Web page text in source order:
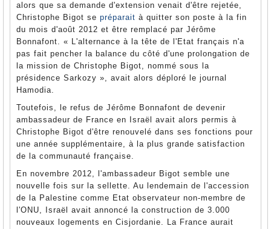
alors que sa demande d'extension venait d'être rejetée,
Christophe Bigot se préparait à quitter son poste à la fin
du mois d'août 2012 et être remplacé par Jérôme
Bonnafont. « L'alternance à la tête de l'Etat français n'a
pas fait pencher la balance du côté d'une prolongation de
la mission de Christophe Bigot, nommé sous la
présidence Sarkozy », avait alors déploré le journal
Hamodia.
Toutefois, le refus de Jérôme Bonnafont de devenir
ambassadeur de France en Israël avait alors permis à
Christophe Bigot d'être renouvelé dans ses fonctions pour
une année supplémentaire, à la plus grande satisfaction
de la communauté française.
En novembre 2012, l'ambassadeur Bigot semble une
nouvelle fois sur la sellette. Au lendemain de l'accession
de la Palestine comme Etat observateur non-membre de
l'ONU, Israël avait annoncé la construction de 3.000
nouveaux logements en Cisjordanie. La France aurait